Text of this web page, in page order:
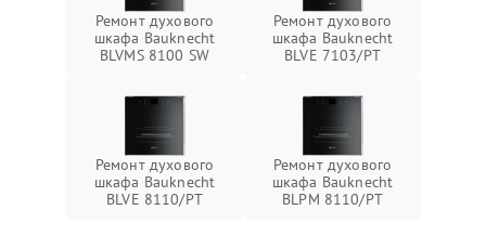
Ремонт духового
шкафа Bauknecht
BLVMS 8100 SW
Ремонт духового
шкафа Bauknecht
BLVE 7103/PT
Ремонт духового
шкафа Bauknecht
BLVE 8110/PT
Ремонт духового
шкафа Bauknecht
BLPM 8110/PT